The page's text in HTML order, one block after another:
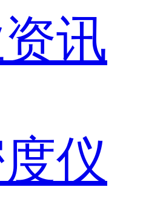
讯
仪